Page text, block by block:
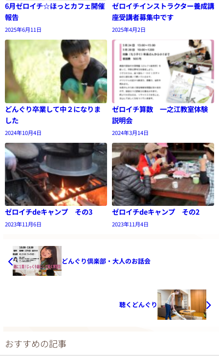
6月ゼロイチ☆ほっとカフェ開催
報告
2025年6月11日
ゼロイチインストラクター養成講
座受講者募集中です
2025年4月2日
どんぐり卒業して中２になりま
した
2024年10月4日
ゼロイチ算数 一之江教室体験
説明会
2024年3月14日
ゼロイチdeキャンプ その3
2023年11月6日
ゼロイチdeキャンプ その2
2023年11月4日
どんぐり倶楽部・大人のお話会
聴くどんぐり
おすすめの記事